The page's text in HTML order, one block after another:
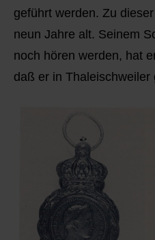
geführt werden. Zu
neun Jahre alt. Seinem
noch hören werden, hat
daß er in Thaleischweiler